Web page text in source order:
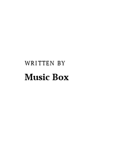
WRITTEN BY
Music Box